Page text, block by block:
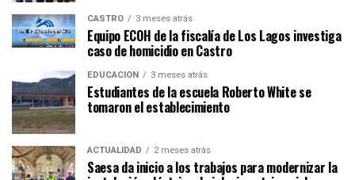
CASTRO 3 meses atrás
Equipo ECOH de la fiscalía de Los Lagos investiga
caso de homicidio en Castro
EDUCACIÓN 3 meses atrás
Estudiantes de la escuela Roberto White se
tomaron el establecimiento
ACTUALIDAD 2 meses atrás
Saesa da inicio a los trabajos para modernizar la